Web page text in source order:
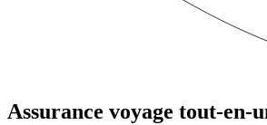
Assurance voyage tout-en-